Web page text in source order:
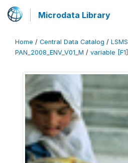
Microdata Library
Home / Central Data Catalog / LSMS
PAN_2008_ENV_V01_M / variable [F1]